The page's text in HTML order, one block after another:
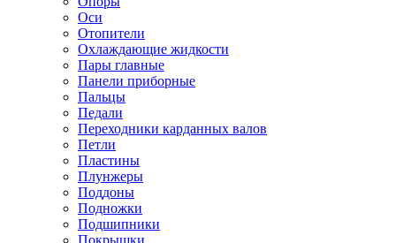
Оси
Отопители
Охлаждающие жидкости
Пары главные
Панели приборные
Пальцы
Педали
Переходники карданных валов
Петли
Пластины
Плунжеры
Поддоны
Подножки
Подшипники
Покрышки